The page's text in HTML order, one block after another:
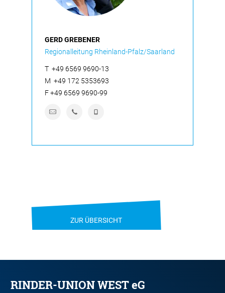
GERD GREBENER
Regionalleitung Rheinland-Pfalz/Saarland
T +49 6569 9690-13
M +49 172 5353693
F+49 6569 9690-99
ZUR ÜBERSICHT
RINDER-UNION WEST eG